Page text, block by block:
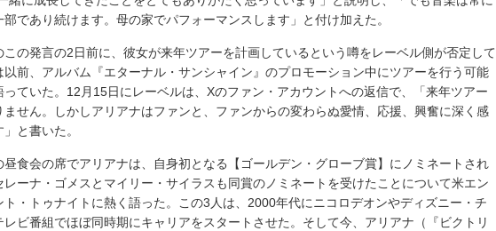
であり続けます。母の家でパフォーマンスします」と付け加えた。
の発言の2日前に、彼女が来年ツアーを計画しているという噂をレーベル側が否定して
以前、アルバム『エターナル・サンシャイン』のプロモーション中にツアーを行う可能
っていた。12月15日にレーベルは、Xのファン・アカウントへの返信で、「来年ツアー
ません。しかしアリアナはファンと、ファンからの変わらぬ愛情、応援、興奮に深く感
と書いた。
食会の席でアリアナは、自身初となる【ゴールデン・グローブ賞】にノミネートされ
レーナ・ゴメスとマイリー・サイラスも同賞のノミネートを受けたことについて米エン
ト・トゥナイトに熱く語った。この3人は、2000年代にニコロデオンやディズニー・チ
レビ番組でほぼ同時期にキャリアをスタートさせた。そして今、アリアナ（『ビクトリ